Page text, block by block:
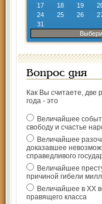
17
18 19
24
25 26
31
Вопрос дня
Как Вы считаете, две
года - это
Величайшее
свободу и счастье
Величайшее
доказавшее
справедливого
Величайшее
причиной гибели
Величайшее в ХХ
правящего класса